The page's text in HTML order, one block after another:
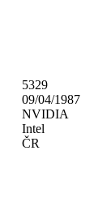
5329
09/04/1987
NVIDIA
Intel
ČR